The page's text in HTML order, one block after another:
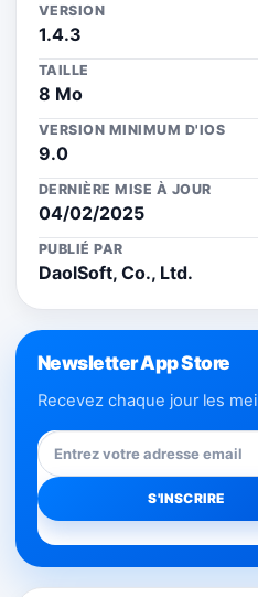
VERSION
1.4.3
TAILLE
8 Mo
VERSION MINIMUM D'IOS
9.0
DERNIÈRE MISE À JOUR
04/02/2025
PUBLIÉ PAR
DaolSoft, Co., Ltd.
Newsletter App Store
Recevez chaque jour les